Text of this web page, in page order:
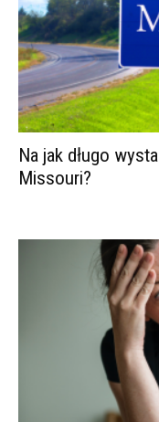
Na jak długo
Missouri?